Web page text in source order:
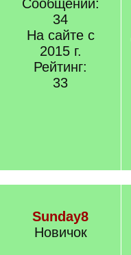
Сообщений:
34
На сайте с
2015 г.
Рейтинг:
33
Sunday8
Новичок